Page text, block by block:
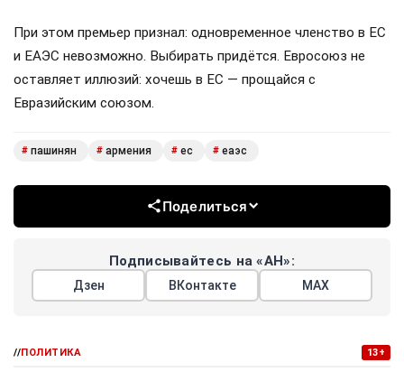
При этом премьер признал: одновременное членство в ЕС
и ЕАЭС невозможно. Выбирать придётся. Евросоюз не
оставляет иллюзий: хочешь в ЕС — прощайся с
Евразийским союзом.
# пашинян # армения # ес # еаэс
Поделиться
Подписывайтесь на «АН»:
Дзен ВКонтакте МАХ
//ПОЛИТИКА 13+